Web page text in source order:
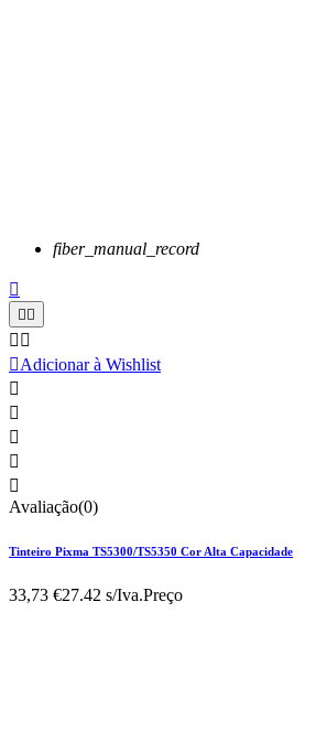
fiber_manual_record

 
 
Adicionar à Wishlist





Avaliação(0)
Tinteiro Pixma TS5300/TS5350 Cor Alta Capacidade
33,73 €27.42 s/Iva.Preço